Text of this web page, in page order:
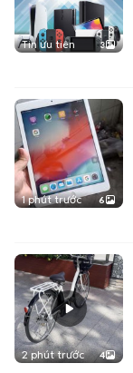
Tin ưu tiên 3
1 phút trước 6
2 phút trước 4